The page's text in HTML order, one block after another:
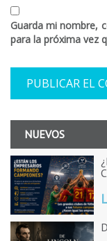
Guarda mi nombre,
para la próxima vez
NUEVOS